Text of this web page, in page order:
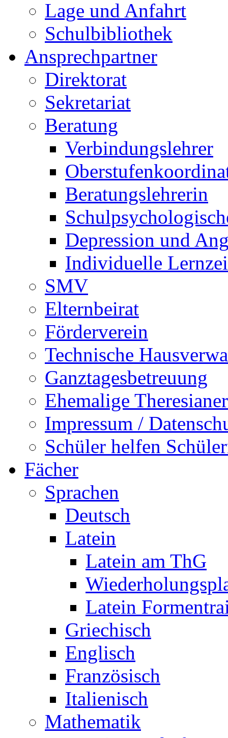
Lage und Anfahrt
Schulbibliothek
Ansprechpartner
Direktorat
Sekretariat
Beratung
Verbindungslehrer
Beratungslehrerin
Depression und
Individuelle
SMV
Elternbeirat
Förderverein
Technische
Ganztagesbetreuung
Ehemalige Theresianer
Impressum /
Schüler helfen
Fächer
Sprachen
Deutsch
Latein
Latein am ThG
Latein
Griechisch
Englisch
Französisch
Italienisch
Mathematik